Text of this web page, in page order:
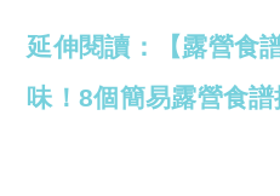
延伸閱讀：【露營食
味！8個簡易露營食